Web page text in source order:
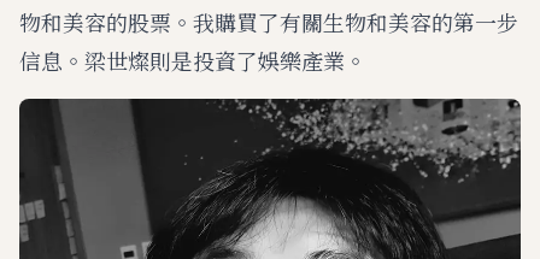
物和美容的股票。我購買了有關生物和美容的第一步
信息。梁世燦則是投資了娛樂產業。